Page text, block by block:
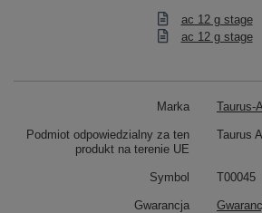
ac 12 g stage
ac 12 g stage
Marka Taurus-
Podmiot odpowiedzialny za ten
produkt na terenie UE
Taurus
Symbol T00045
Gwarancja